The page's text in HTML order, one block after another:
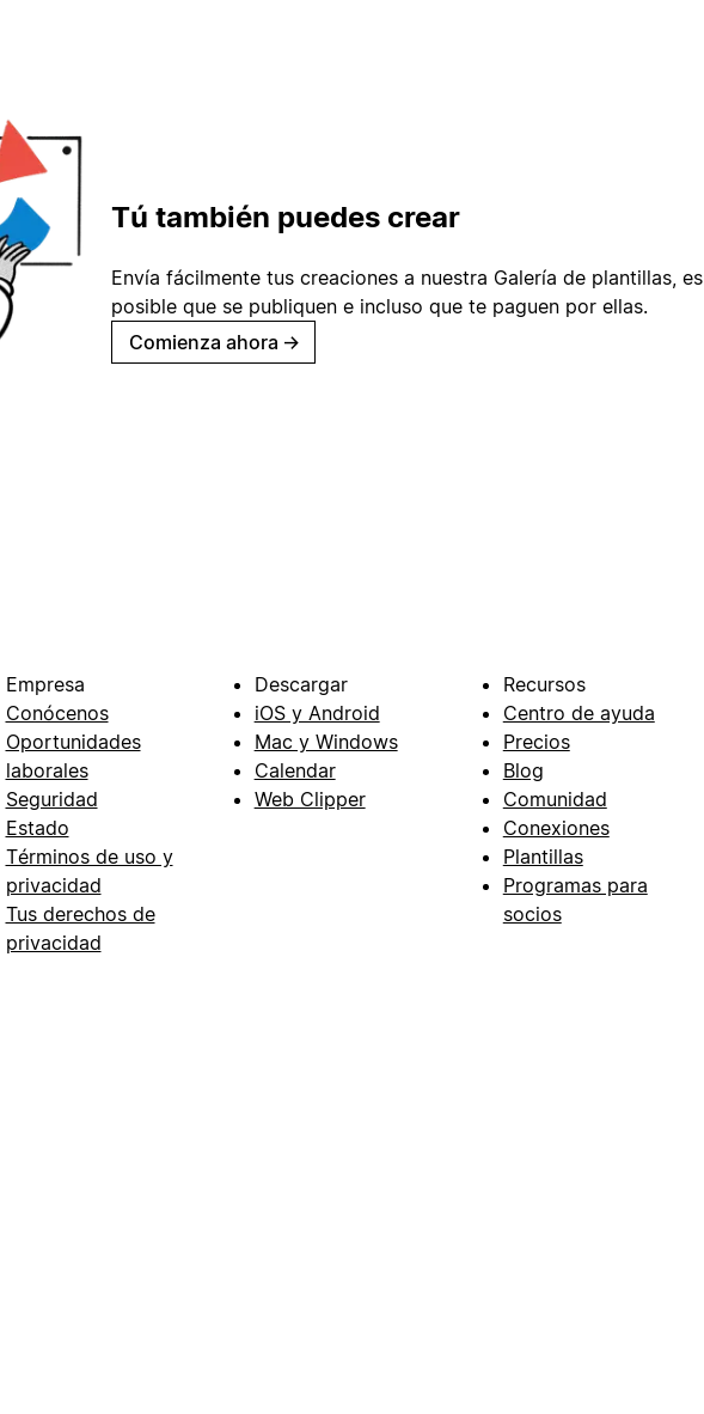
Tú también puedes crear
Envía fácilmente tus creaciones a nuestra Galería de plantillas, es
posible que se publiquen e incluso que te paguen por ellas.
Comienza ahora →
Empresa
Conócenos
Oportunidades
laborales
Seguridad
Estado
Términos de uso y
privacidad
Tus derechos de
privacidad
Descargar
iOS y Android
Mac y Windows
Calendar
Web Clipper
Recursos
Centro de ayuda
Precios
Blog
Comunidad
Conexiones
Plantillas
Programas para
socios